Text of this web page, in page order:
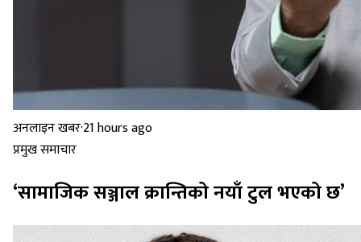
अनलाइन खबर·21 hours ago
प्रमुख समाचार
‘सामाजिक सञ्जाल क्रान्तिको नयाँ टुल भएको छ’